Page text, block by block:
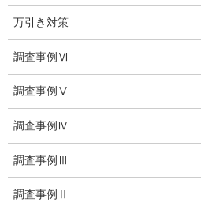
法令遵守
推奨・提携法律事務所
ブログ
探偵エッセイ
探偵コラム
探偵日記
万引き対策
調査事例Ⅵ
調査事例Ⅴ
調査事例Ⅳ
調査事例Ⅲ
調査事例Ⅱ